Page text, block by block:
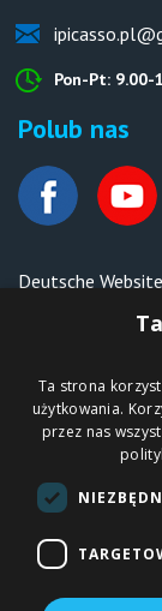
Pon-Pt: 9.00-
Polub nas
Deutsche Website
Malen nach
IPICASSO Sp. z o.o.
ul. Słoneczna 194,
05-506 Kolonia
NIP 1231355620 KRS
0000680650
Ta strona
użytkowania.
przez nas